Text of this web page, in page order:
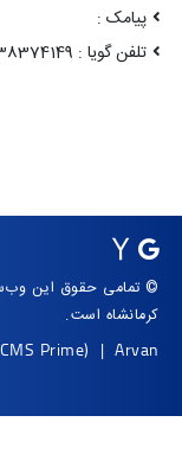
پیامک :
تلفن گویا : 08338374149
© تمامی حقوق این
کرمانشاه است.
Prime) |Arvan